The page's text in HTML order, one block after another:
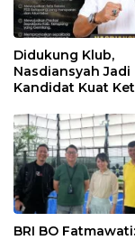
Didukung Klub,
Nasdiansyah Jadi
Kandidat Kuat
BRI BO Fatmawati: